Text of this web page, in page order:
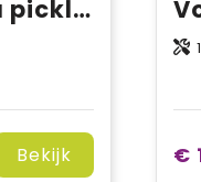
VINGA Lagoa pickleballset
Bekijk €